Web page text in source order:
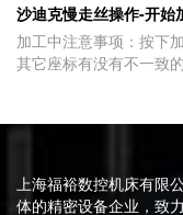
沙迪克慢走丝操作-开始
加工中注意事项：按下
其它座标有没有不一致的
上海福裕数控机床有限
体的精密设备企业，致